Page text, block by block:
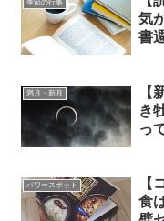
季節の行事
気
書
満月・新月
【
き
っ
パワースポット
【
食